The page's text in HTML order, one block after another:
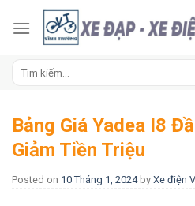
Bảng Giá Yadea I8
Giảm Tiền Triệu
Posted on 10 Tháng 1, 2024by Xe điện